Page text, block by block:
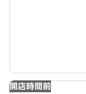
開店時間前